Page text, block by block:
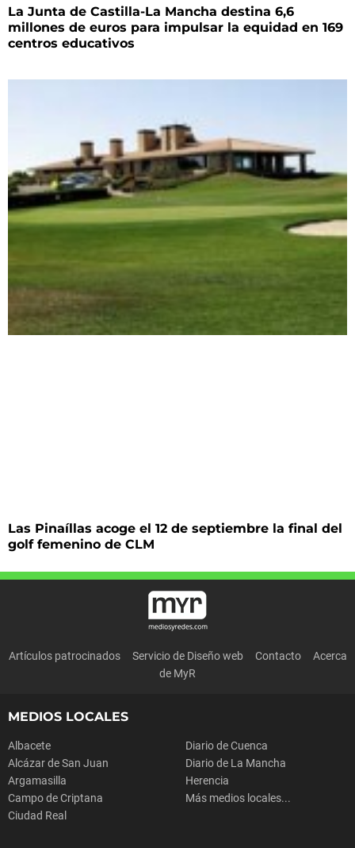
La Junta de Castilla-La Mancha destina 6,6
millones de euros para impulsar la equidad en 169
centros educativos
Las Pinaíllas acoge el 12 de septiembre la final del
golf femenino de CLM
Artículos patrocinados Servicio de Diseño web Contacto
Acerca
de MyR
MEDIOS LOCALES
Albacete
Alcázar de San Juan
Argamasilla
Campo de Criptana
Ciudad Real
Diario de Cuenca
Diario de La Mancha
Herencia
Más medios locales...